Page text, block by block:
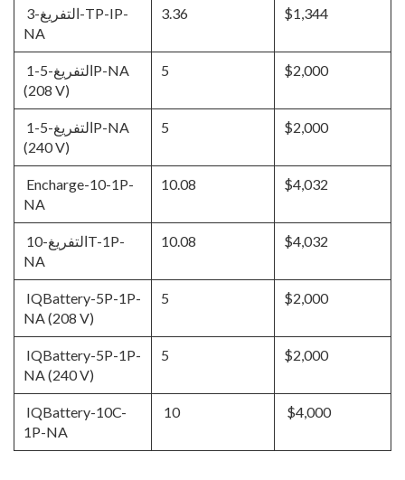
NA
3.36 $1,344
(208 V)
5 $2,000
(240 V)
5 $2,000
Encharge-10-1P-
NA
10.08 $4,032
NA
10.08 $4,032
IQBattery-5P-1P-
NA (208 V)
5 $2,000
IQBattery-5P-1P-
NA (240 V)
5 $2,000
IQBattery-10C-
1P-NA
10 $4,000